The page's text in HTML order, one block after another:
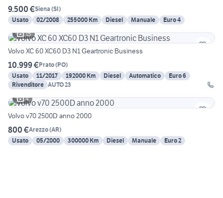
9.500 €Siena (SI)
Usato
02/2008 255000 Km Diesel Manuale
Euro 4
15
Volvo XC 60 XC60 D3 N1 Geartronic Business
10.999 €Prato(PO)
Usato
11/2017 192000 Km Diesel Automatico
Euro 6
Rivenditore AUTO 23
4
Volvo v70 2500D anno 2000
800 €Arezzo(AR)
Usato
05/2000 300000 Km Diesel Manuale Euro 2